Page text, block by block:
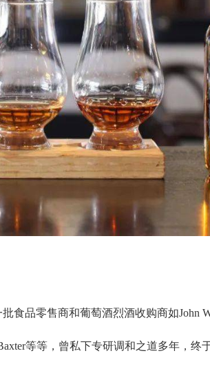
食品零售商和葡萄酒烈酒收购商如John
Baxter等等，曾私下专研调和之道多年，